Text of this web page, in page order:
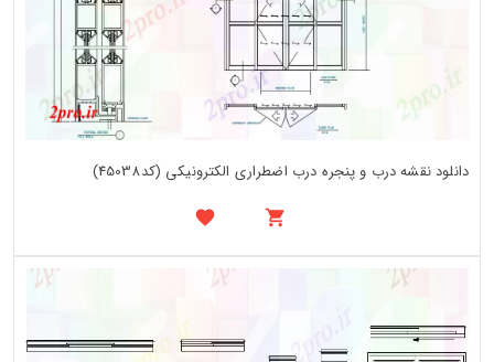
دانلود نقشه درب و پنجره درب اضطراری الکترونیکی (کد45038)